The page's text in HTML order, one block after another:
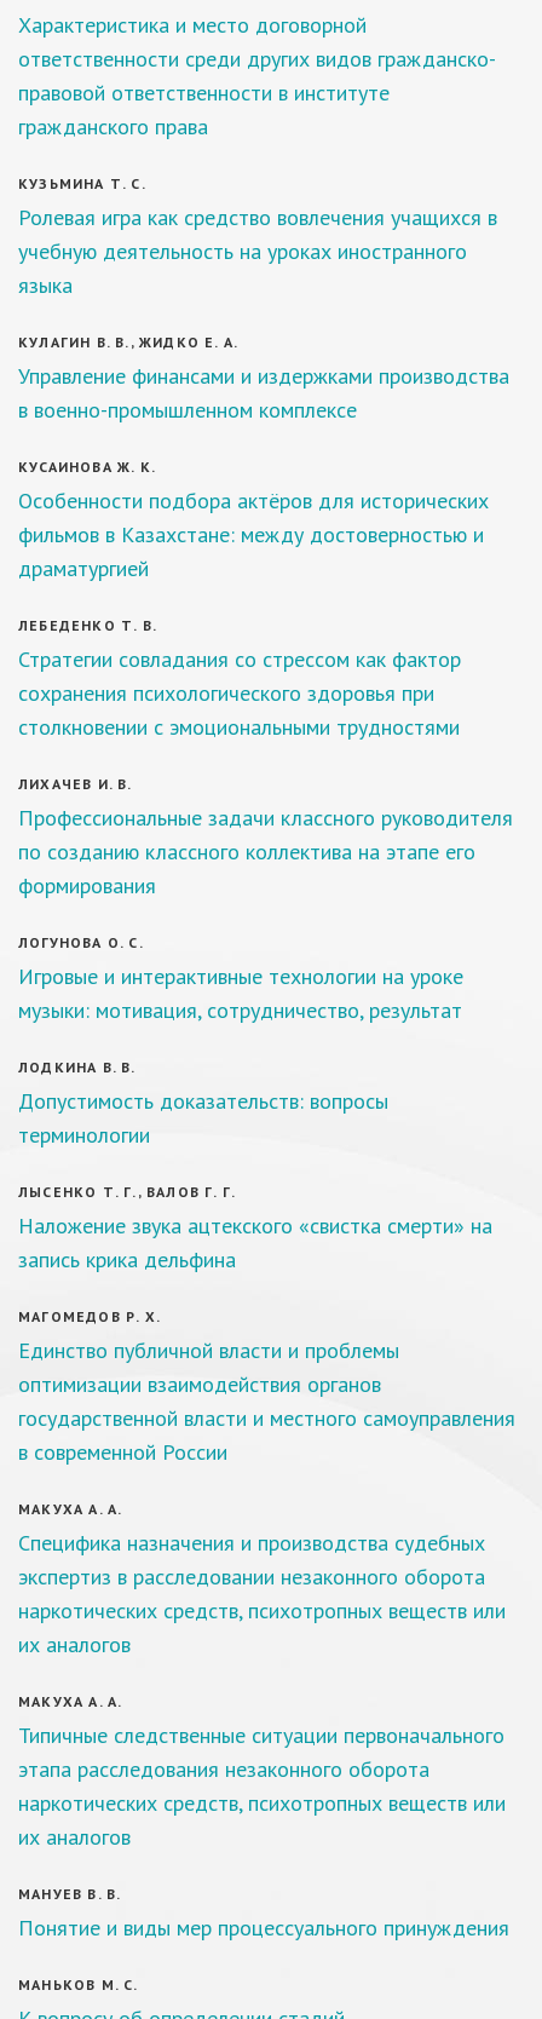
Характеристика и место договорной
ответственности среди других видов гражданско-
правовой ответственности в институте
гражданского права
КУЗЬМИНА Т. С.
Ролевая игра как средство вовлечения учащихся в
учебную деятельность на уроках иностранного
языка
КУЛАГИН В. В., ЖИДКО Е. А.
Управление финансами и издержками производства
в военно-промышленном комплексе
КУСАИНОВА Ж. К.
Особенности подбора актёров для исторических
фильмов в Казахстане: между достоверностью и
драматургией
ЛЕБЕДЕНКО Т. В.
Стратегии совладания со стрессом как фактор
сохранения психологического здоровья при
столкновении с эмоциональными трудностями
ЛИХАЧЕВ И. В.
Профессиональные задачи классного руководителя
по созданию классного коллектива на этапе его
формирования
ЛОГУНОВА О. С.
Игровые и интерактивные технологии на уроке
музыки: мотивация, сотрудничество, результат
ЛОДКИНА В. В.
Допустимость доказательств: вопросы
терминологии
ЛЫСЕНКО Т. Г., ВАЛОВ Г. Г.
Наложение звука ацтекского «свистка смерти» на
запись крика дельфина
МАГОМЕДОВ Р. Х.
Единство публичной власти и проблемы
оптимизации взаимодействия органов
государственной власти и местного самоуправления
в современной России
МАКУХА А. А.
Специфика назначения и производства судебных
экспертиз в расследовании незаконного оборота
наркотических средств, психотропных веществ или
их аналогов
МАКУХА А. А.
Типичные следственные ситуации первоначального
этапа расследования незаконного оборота
наркотических средств, психотропных веществ или
их аналогов
МАНУЕВ В. В.
Понятие и виды мер процессуального принуждения
МАНЬКОВ М. С.